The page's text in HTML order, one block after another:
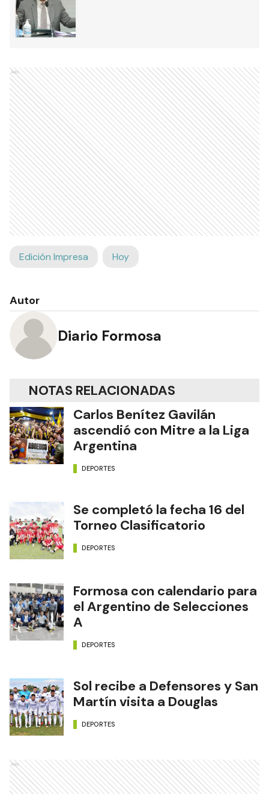
Ads
Edición Impresa Hoy
Autor
Diario Formosa
NOTAS RELACIONADAS
Carlos Benítez Gavilán
ascendió con Mitre a la Liga
Argentina
DEPORTES
Se completó la fecha 16 del
Torneo Clasificatorio
DEPORTES
Formosa con calendario para
el Argentino de Selecciones
A
DEPORTES
Sol recibe a Defensores y San
Martín visita a Douglas
DEPORTES
Ads